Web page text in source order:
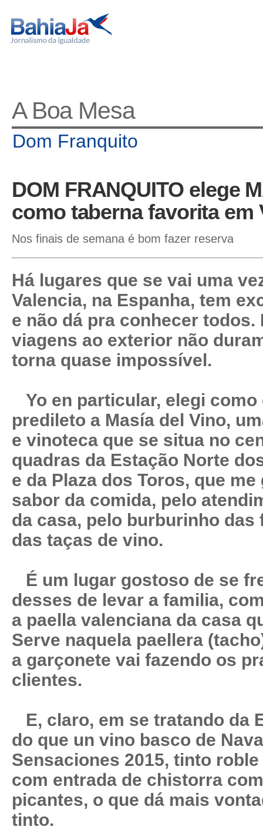
A Boa Mesa
Dom Franquito
DOM FRANQUITO elege
como taberna favorita em
Nos finais de semana é bom fazer reserva
Há lugares que se vai uma
Valencia, na Espanha, tem
e não dá pra conhecer todos.
viagens ao exterior não
torna quase impossível.
Yo en particular, elegi
predileto a Masía del Vino,
e vinoteca que se situa no
quadras da Estação Norte
e da Plaza dos Toros, que
sabor da comida, pelo
da casa, pelo burburinho
das taças de vino.
É um lugar gostoso de se
desses de levar a familia,
a paella valenciana da casa
Serve naquela paellera
a garçonete vai fazendo os
clientes.
E, claro, em se tratando da
do que un vino basco de
Sensaciones 2015, tinto
com entrada de chistorra
picantes, o que dá mais
tinto.